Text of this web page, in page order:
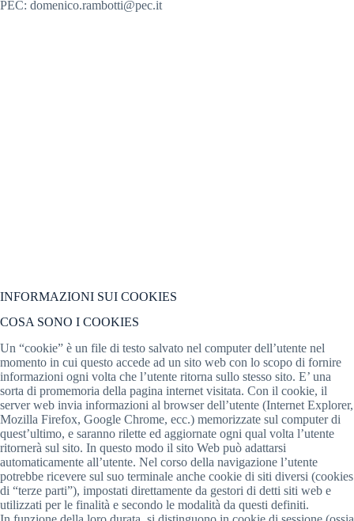
PEC: domenico.rambotti@pec.it
INFORMAZIONI SUI COOKIES
COSA SONO I COOKIES
Un “cookie” è un file di testo salvato nel computer dell’utente nel
momento in cui questo accede ad un sito web con lo scopo di fornire
informazioni ogni volta che l’utente ritorna sullo stesso sito. E’ una
sorta di promemoria della pagina internet visitata. Con il cookie, il
server web invia informazioni al browser dell’utente (Internet Explorer,
Mozilla Firefox, Google Chrome, ecc.) memorizzate sul computer di
quest’ultimo, e saranno rilette ed aggiornate ogni qual volta l’utente
ritornerà sul sito. In questo modo il sito Web può adattarsi
automaticamente all’utente. Nel corso della navigazione l’utente
potrebbe ricevere sul suo terminale anche cookie di siti diversi (cookies
di “terze parti”), impostati direttamente da gestori di detti siti web e
utilizzati per le finalità e secondo le modalità da questi definiti.